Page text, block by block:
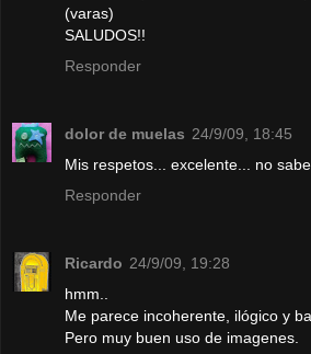
(varas)
SALUDOS!!
Responder
dolor de muelas 24/9/09, 18:45
Mis respetos... excelente... no
Responder
Ricardo 24/9/09, 19:28
hmm..
Me parece incoherente, ilógico y
Pero muy buen uso de imagenes.